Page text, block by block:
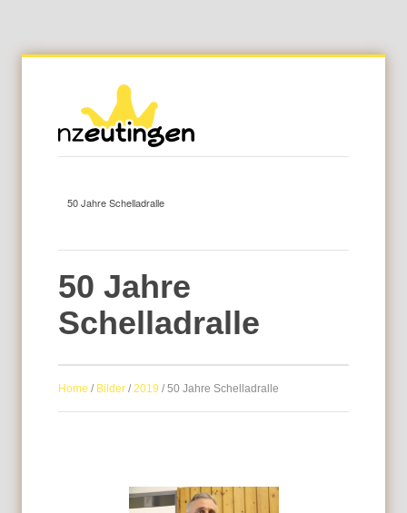
50 Jahre
Schelladralle
Home / Bilder / 2019 / 50 Jahre Schelladralle